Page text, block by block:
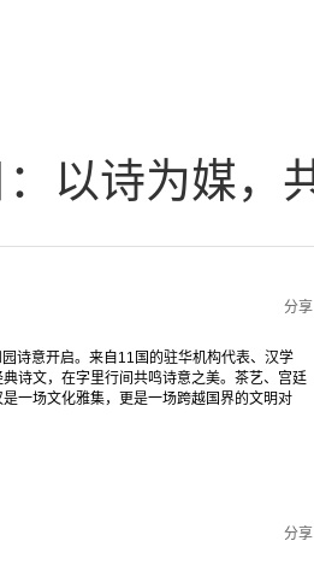
以诗为媒，
分享
诗意开启。来自11国的驻华机构代表、汉学
诗文，在字里行间共鸣诗意之美。茶艺、宫廷
一场文化雅集，更是一场跨越国界的文明对
分享